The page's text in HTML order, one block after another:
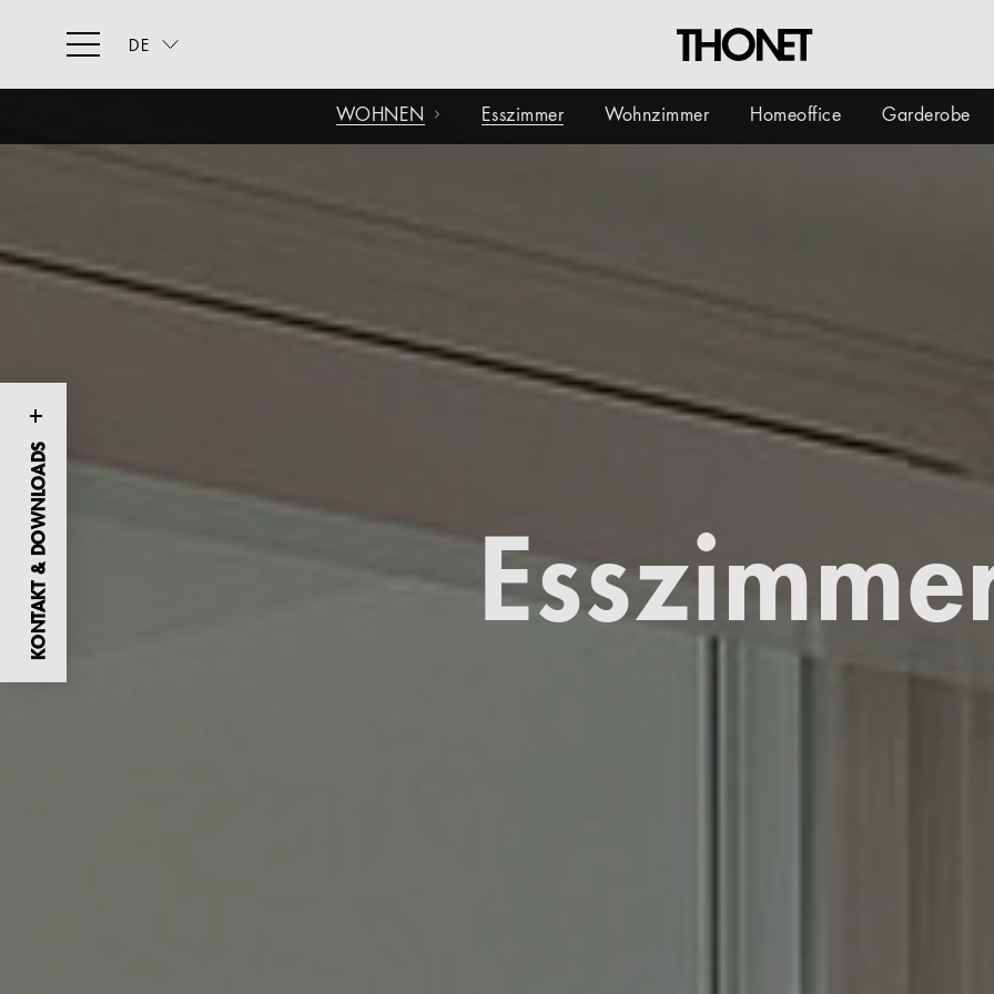
DE
WOHNEN Esszimmer Wohnzimmer Homeoffice Garderobe
KONTAKT & DOWNLOADS